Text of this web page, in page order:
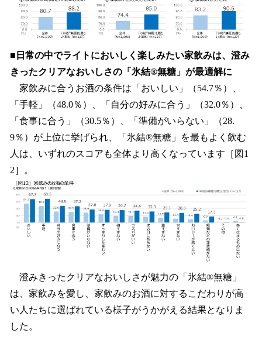
■日常の中でライトにおいしく楽しみたい家飲みは、澄み
きったクリアなおいしさの「氷結®無糖」が最適解に
家飲みに合うお酒の条件は「おいしい」（54.7％）、
「手軽」（48.0％）、「自分の好みに合う」（32.0％）、
「食事に合う」（30.5％）、「準備がいらない」（28.
9％）が上位に挙げられ、「氷結®無糖」を最もよく飲む
人は、いずれのスコアも全体より高くなっています［図1
2］。
澄みきったクリアなおいしさが魅力の「氷結®無糖」
は、家飲みを愛し、家飲みのお酒に対するこだわりが高
い人たちに選ばれている様子がうかがえる結果となりま
した。